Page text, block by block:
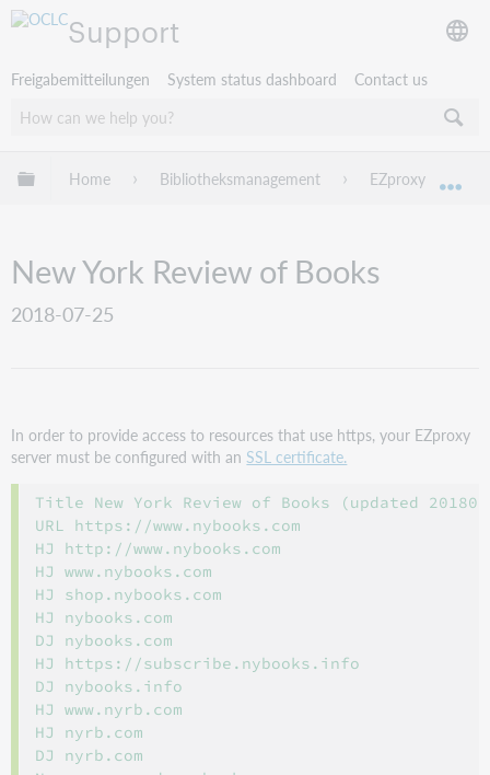
Support
Freigabemitteilungen System status dashboard Contact us
Globale Hierarchie expandieren/verbergen
Home Bibliotheksmanagement EZproxy
New York Review of Books
2018-07-25
In order to provide access to resources that use https, your EZproxy
server must be configured with an SSL certificate.
Title New York Review of Books (updated
URL https://www.nybooks.com
HJ http://www.nybooks.com
HJ www.nybooks.com
HJ shop.nybooks.com
HJ nybooks.com
DJ nybooks.com
HJ https://subscribe.nybooks.info
DJ nybooks.info
HJ www.nyrb.com
HJ nyrb.com
DJ nyrb.com